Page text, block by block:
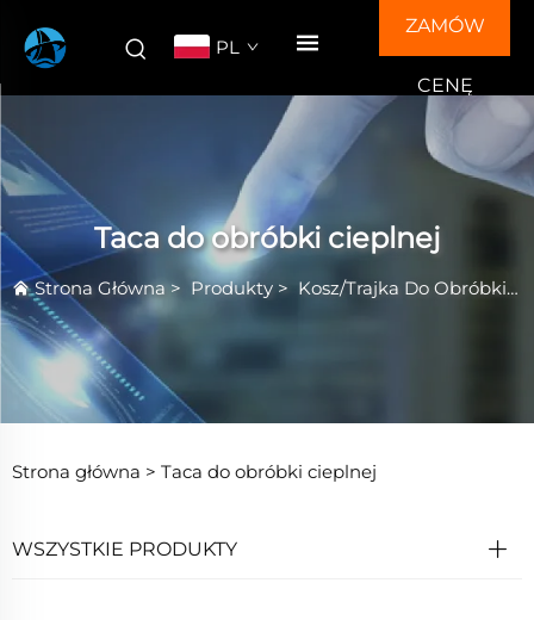
PL
ZAMÓW
CENĘ
Taca do obróbki cieplnej
Strona Główna > Produkty > Kosz/Trajka Do Obróbki Cieplnej
Strona główna > Taca do obróbki cieplnej
WSZYSTKIE PRODUKTY